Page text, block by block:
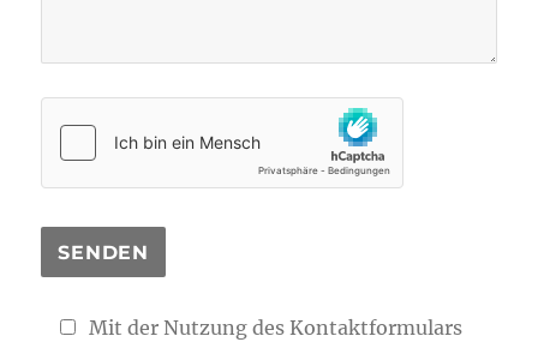
Mit der Nutzung des Kontaktformulars